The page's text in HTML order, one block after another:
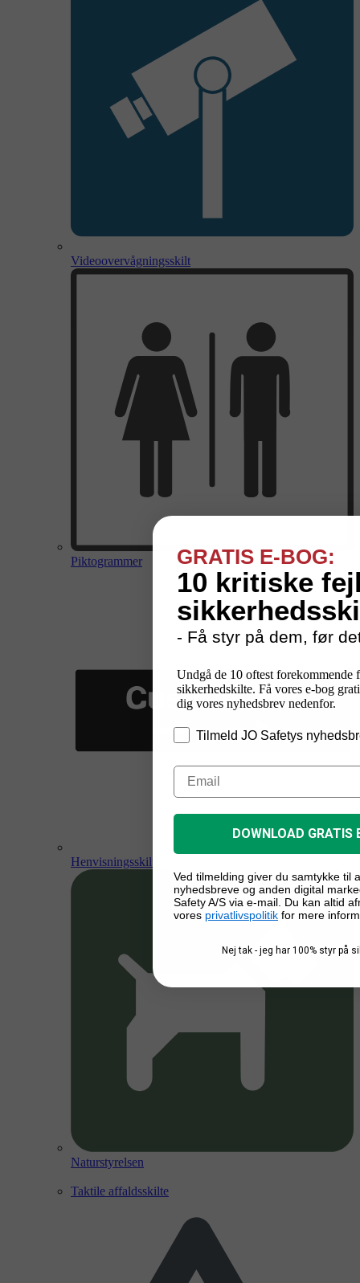
Videoovervågningsskilt
Piktogrammer
Henvisningsskilte
Naturstyrelsen
Taktile affaldsskilte
GRATIS E-BOG:
10 kritiske
- Få styr på dem, før
Undgå de 10 oftest forekommende
sikkerhedskilte. Få vores e-bog
dig vores nyhedsbrev nedenfor.
Tilmeld JO Safetys
DOWNLOAD GRATIS
Ved tilmelding giver du samtykke til
nyhedsbreve og anden digital
Safety A/S via e-mail. Du kan altid
vores privatlivspolitik for mere
Nej tak - jeg har 100% styr på